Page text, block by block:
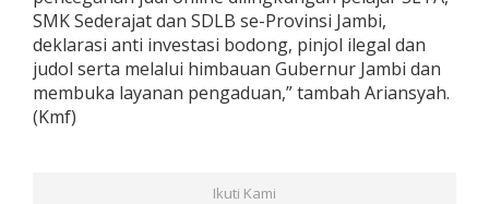
SMK Sederajat dan SDLB se-Provinsi Jambi,
deklarasi anti investasi bodong, pinjol ilegal dan
judol serta melalui himbauan Gubernur Jambi dan
membuka layanan pengaduan,” tambah Ariansyah.
(Kmf)
Ikuti Kami